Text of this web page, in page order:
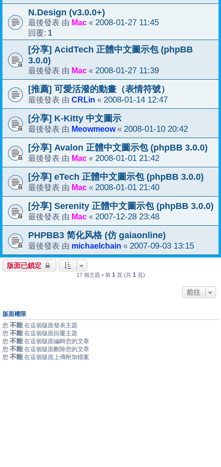
N.Design (v3.0.0+)
最後發表 由 Mac « 2008-01-27 11:45
回覆: 1
[分享] AcidTech 正體中文圖示包 (phpBB
3.0.0)
最後發表 由 Mac « 2008-01-27 11:39
[推薦] 可愛活潑的動畫（表情符號）
最後發表 由 CRLin « 2008-01-14 12:47
[分享] K-Kitty 中文圖示
最後發表 由 Meowmeow« 2008-01-10 20:42
[分享] Avalon 正體中文圖示包 (phpBB 3.0.0)
最後發表 由 Mac « 2008-01-01 21:42
[分享] eTech 正體中文圖示包 (phpBB 3.0.0)
最後發表 由 Mac « 2008-01-01 21:40
[分享] Serenity 正體中文圖示包 (phpBB 3.0.0)
最後發表 由 Mac « 2007-12-28 23:48
PHPBB3 简化风格 (仿 gaiaonline)
最後發表 由 michaelchain « 2007-09-03 13:15
版面已鎖定
17 個主題 • 第 1 頁 (共 1 頁)
前往
版面權限
您 不能 在這個版面發表主題
您 不能 在這個版面回覆主題
您 不能 在這個版面編輯您的文章
您 不能 在這個版面刪除您的文章
您 不能 在這個版面上傳附加檔案